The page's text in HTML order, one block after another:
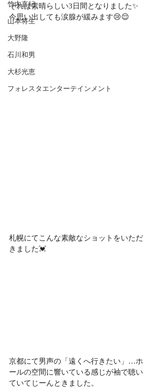
竹内直紀
山本将生
大野隆
石川和男
大杉光恵
フォレスタエンターテインメント
それは素晴らしい3日間となりました✨
今思い出しても涙腺が緩みます😢😌
札幌にてこんな素敵なショットをいただ
きました💓
京都にて男声の「遠くへ行きたい」…ホ
ールの空間に響いている感じが袖で聴い
ていてじーんときました。